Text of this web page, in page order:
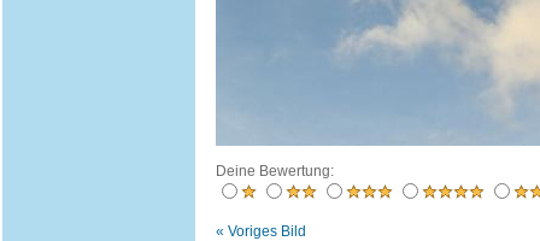
Deine Bewertung:
« Voriges Bild